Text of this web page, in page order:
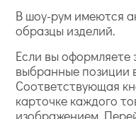
В шоу-рум имеются
образцы изделий.
Если вы оформляете
выбранные позиции
Соответствующая
карточке каждого